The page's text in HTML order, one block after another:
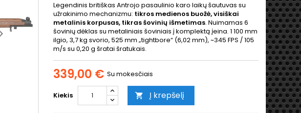
Legendinis britiškas Antrojo pasaulinio karo laikų šautuvas su
užrakinimo mechanizmu: tikros medienos buožė, visiškai
metalinis korpusas, tikras šovinių išmetimas. Nuimamas 6
šovinių dėklas su metaliniais šoviniais į komplektą įeina. 1 100 mm
ilgio, 3,7 kg svorio, 525 mm „tightbore“ (6,02 mm), ~345 FPS / 105
m/s su 0,20 g šratai šratukais.
339,00 € Su mokesčiais
Kiekis  Į krepšelį